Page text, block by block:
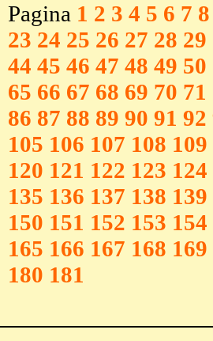
Pagina 1 2 3 4 5 6 7 8
23 24 25 26 27 28 29
44 45 46 47 48 49 50
65 66 67 68 69 70 71
86 87 88 89 90 91 92
105 106 107 108 109
120 121 122 123 124
135 136 137 138 139
150 151 152 153 154
165 166 167 168 169
180 181